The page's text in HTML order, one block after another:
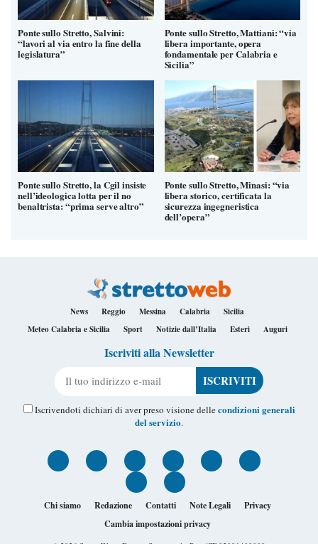
Ponte sullo Stretto, Salvini:
“lavori al via entro la fine della
legislatura”
Ponte sullo Stretto, Mattiani: “via
libera importante, opera
fondamentale per Calabria e
Sicilia”
Ponte sullo Stretto, la Cgil insiste
nell’ideologica lotta per il no
benaltrista: “prima serve altro”
Ponte sullo Stretto, Minasi: “via
libera storico, certificata la
sicurezza ingegneristica
dell’opera”
News Reggio Messina Calabria
Sicilia
Meteo Calabria e Sicilia
Sport Notizie dall’Italia Esteri Auguri
Iscriviti alla Newsletter
Iscrivendoti dichiari di aver preso visione dellecondizioni generali
del servizio.
Chi siamo Redazione Contatti Note Legali
Privacy
Cambia impostazioni privacy